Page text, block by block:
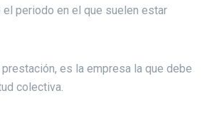
periodo en el que suelen estar
es la empresa la que debe
colectiva.